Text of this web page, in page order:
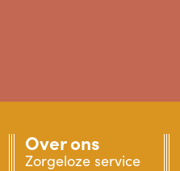
Over ons
Zorgeloze service